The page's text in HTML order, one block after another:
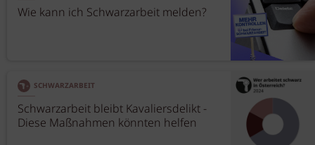
Wie kann ich Schwarzarbeit melden?
SCHWARZARBEIT
Schwarzarbeit bleibt Kavaliersdelikt -
Diese Maßnahmen könnten helfen